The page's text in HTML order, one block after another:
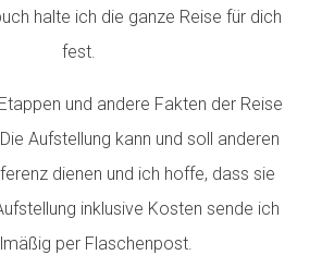
halte ich die ganze Reise für dich
fest.
und andere Fakten der Reise
Aufstellung kann und soll anderen
dienen und ich hoffe, dass sie
inklusive Kosten sende ich
per Flaschenpost.